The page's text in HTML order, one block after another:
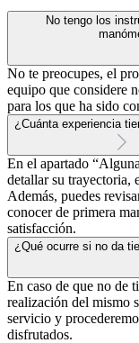
No tengo los
No te preocupes, el
equipo que considere
para los que ha sido
¿Cuánta experiencia
En el apartado
detallar su trayectoria,
Además, puedes
conocer de primera
satisfacción.
¿Qué ocurre si no da
En caso de que no de
realización del mismo
servicio y
disfrutados.